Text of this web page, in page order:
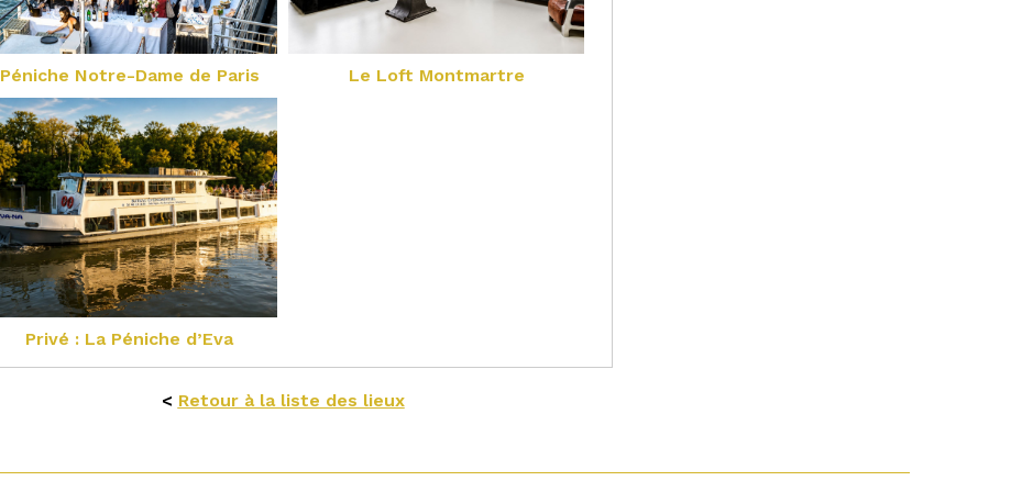
Péniche Notre-Dame de Paris Le Loft Montmartre
Privé : La Péniche d’Eva
< Retour à la liste des lieux